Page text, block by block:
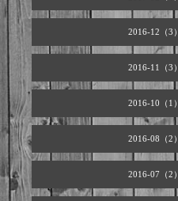
2016-12（3）
2016-11（3）
2016-10（1）
2016-08（2）
2016-07（2）